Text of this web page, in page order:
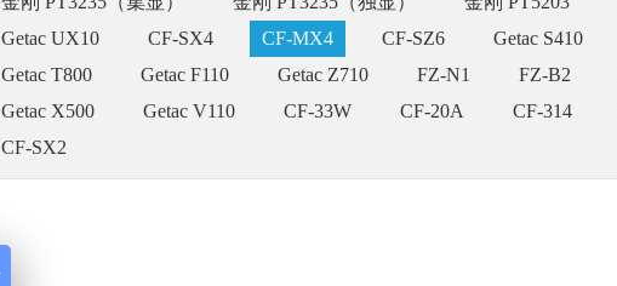
Getac UX10
CF-SX4 CF-MX4 CF-SZ6 Getac S410
Getac T800
Getac F110 Getac Z710 FZ-N1 FZ-B2
Getac X500
Getac V110 CF-33W CF-20A CF-314
CF-SX2